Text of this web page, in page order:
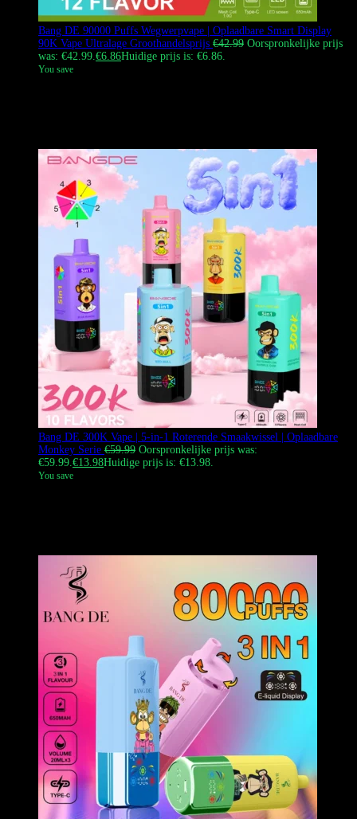
Bang DE 90000 Puffs Wegwerpvape | Oplaadbare Smart Display
90K Vape Ultralage Groothandelsprijs €42.99 Oorspronkelijke prijs
was: €42.99.€6.86Huidige prijs is: €6.86.
You save
Bang DE 300K Vape | 5-in-1 Roterende Smaakwissel | Oplaadbare
Monkey Serie €59.99 Oorspronkelijke prijs was:
€59.99.€13.98Huidige prijs is: €13.98.
You save